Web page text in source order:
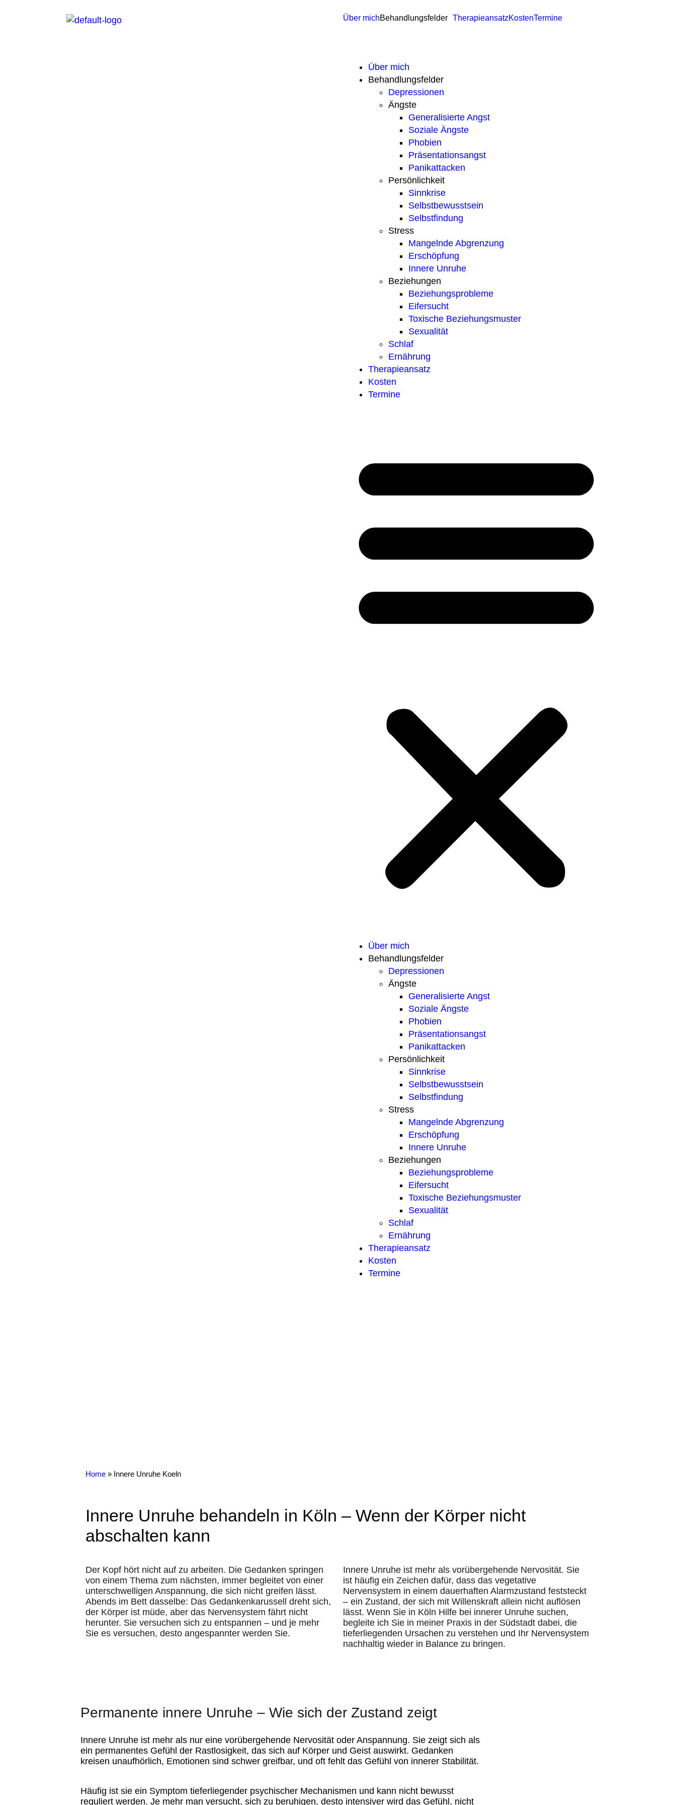
Über michBehandlungsfelder TherapieansatzKostenTermine
Über mich
Behandlungsfelder
Depressionen
Ängste
Generalisierte Angst
Soziale Ängste
Phobien
Präsentationsangst
Panikattacken
Persönlichkeit
Sinnkrise
Selbstbewusstsein
Selbstfindung
Stress
Mangelnde Abgrenzung
Erschöpfung
Innere Unruhe
Beziehungen
Beziehungsprobleme
Eifersucht
Toxische Beziehungsmuster
Sexualität
Schlaf
Ernährung
Therapieansatz
Kosten
Termine
Über mich
Behandlungsfelder
Depressionen
Ängste
Generalisierte Angst
Soziale Ängste
Phobien
Präsentationsangst
Panikattacken
Persönlichkeit
Sinnkrise
Selbstbewusstsein
Selbstfindung
Stress
Mangelnde Abgrenzung
Erschöpfung
Innere Unruhe
Beziehungen
Beziehungsprobleme
Eifersucht
Toxische Beziehungsmuster
Sexualität
Schlaf
Ernährung
Therapieansatz
Kosten
Termine
Home » Innere Unruhe Koeln
Innere Unruhe behandeln in Köln – Wenn der Körper nicht
abschalten kann
Der Kopf hört nicht auf zu arbeiten. Die Gedanken springen
von einem Thema zum nächsten, immer begleitet von einer
unterschwelligen Anspannung, die sich nicht greifen lässt.
Abends im Bett dasselbe: Das Gedankenkarussell dreht sich,
der Körper ist müde, aber das Nervensystem fährt nicht
herunter. Sie versuchen sich zu entspannen – und je mehr
Sie es versuchen, desto angespannter werden Sie.
Innere Unruhe ist mehr als vorübergehende Nervosität. Sie
ist häufig ein Zeichen dafür, dass das vegetative
Nervensystem in einem dauerhaften Alarmzustand feststeckt
– ein Zustand, der sich mit Willenskraft allein nicht auflösen
lässt. Wenn Sie in Köln Hilfe bei innerer Unruhe suchen,
begleite ich Sie in meiner Praxis in der Südstadt dabei, die
tieferliegenden Ursachen zu verstehen und Ihr Nervensystem
nachhaltig wieder in Balance zu bringen.
Permanente innere Unruhe – Wie sich der Zustand zeigt
Innere Unruhe ist mehr als nur eine vorübergehende Nervosität oder Anspannung. Sie zeigt sich als
ein permanentes Gefühl der Rastlosigkeit, das sich auf Körper und Geist auswirkt. Gedanken
kreisen unaufhörlich, Emotionen sind schwer greifbar, und oft fehlt das Gefühl von innerer Stabilität.
Häufig ist sie ein Symptom tieferliegender psychischer Mechanismen und kann nicht bewusst
reguliert werden. Je mehr man versucht, sich zu beruhigen, desto intensiver wird das Gefühl, nicht